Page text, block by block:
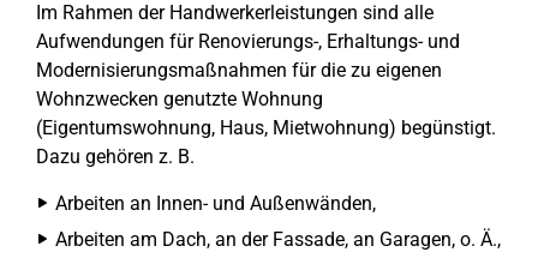
Im Rahmen der Handwerkerleistungen sind alle
Aufwendungen für Renovierungs-, Erhaltungs- und
Modernisierungsmaßnahmen für die zu eigenen
Wohnzwecken genutzte Wohnung
(Eigentumswohnung, Haus, Mietwohnung) begünstigt.
Dazu gehören z. B.
Arbeiten an Innen- und Außenwänden,
Arbeiten am Dach, an der Fassade, an Garagen, o. Ä.,